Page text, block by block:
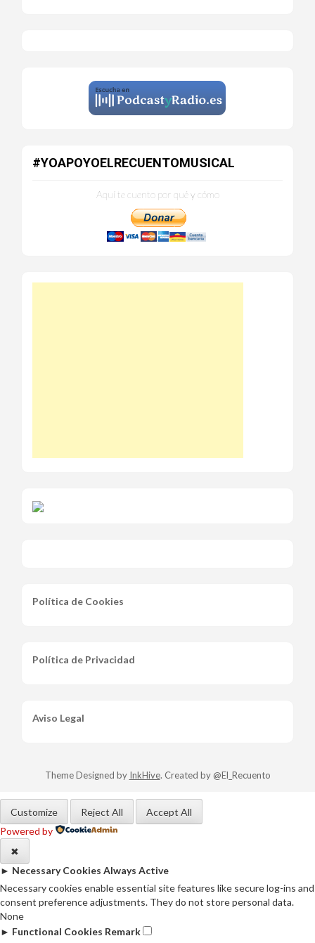
#YOAPOYOELRECUENTOMUSICAL
Aquí te cuento por qué y cómo
Política de Cookies
Política de Privacidad
Aviso Legal
Theme Designed by InkHive. Created by @El_Recuento
Customize Reject All
Accept All
Powered by
✖
► Necessary Cookies Always Active
Necessary cookies enable essential site features like secure log-ins and
consent preference adjustments. They do not store personal data.
None
► Functional Cookies Remark